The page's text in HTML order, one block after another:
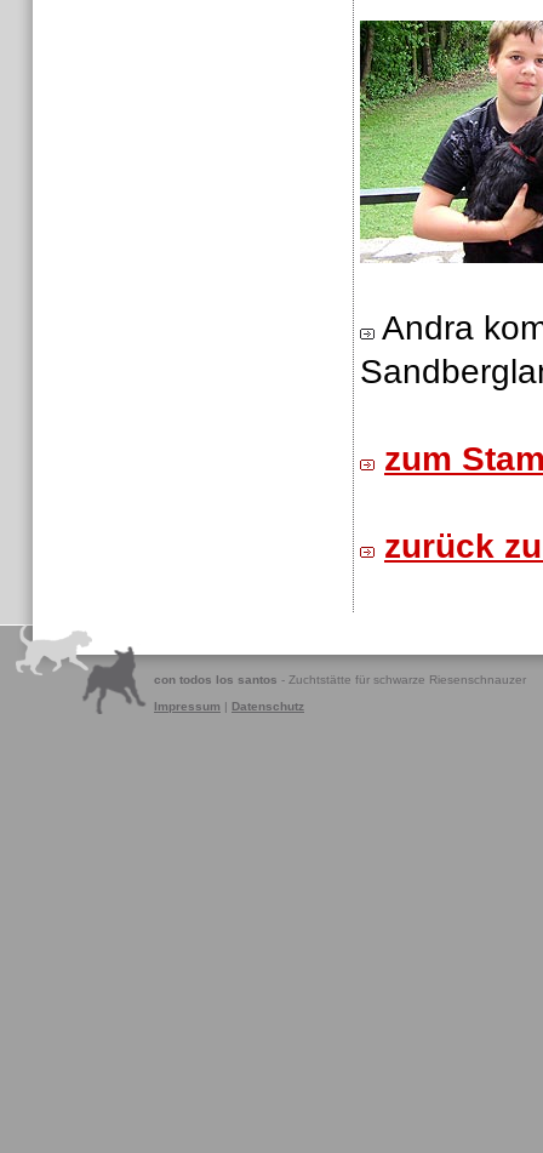
Andra
zum
zurück
con todos los santos - Zuchtstätte für schwarze Riesenschnauzer
Impressum | Datenschutz